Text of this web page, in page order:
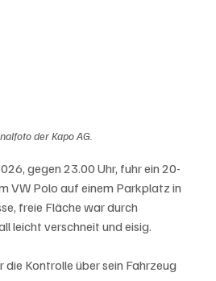
der Kapo AG.
gegen 23.00 Uhr, fuhr ein 20-
VW Polo auf einem Parkplatz in
freie Fläche war durch
leicht verschneit und eisig.
die Kontrolle über sein Fahrzeug